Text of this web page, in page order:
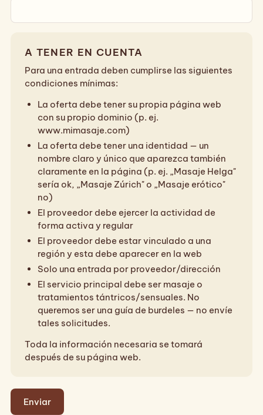
A TENER EN CUENTA
Para una entrada deben cumplirse las siguientes
condiciones mínimas:
La oferta debe tener su propia página web
con su propio dominio (p. ej.
www.mimasaje.com)
La oferta debe tener una identidad — un
nombre claro y único que aparezca también
claramente en la página (p. ej. „Masaje Helga"
sería ok, „Masaje Zúrich" o „Masaje erótico"
no)
El proveedor debe ejercer la actividad de
forma activa y regular
El proveedor debe estar vinculado a una
región y esta debe aparecer en la web
Solo una entrada por proveedor/dirección
El servicio principal debe ser masaje o
tratamientos tántricos/sensuales. No
queremos ser una guía de burdeles — no envíe
tales solicitudes.
Toda la información necesaria se tomará
después de su página web.
Enviar